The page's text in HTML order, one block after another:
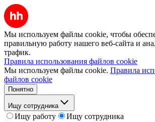
Мы используем файлы cookie, чтобы
правильную работу нашего веб-сайта и
трафик.
Правила использования файлов cookie
Мы используем файлы cookie. Правила
файлов cookie
Понятно
Ищу сотрудника
Ищу работу
Ищу сотрудника